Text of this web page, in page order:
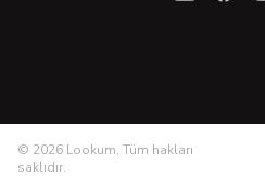
© 2026 Lookum, Tüm hakları
saklıdır.